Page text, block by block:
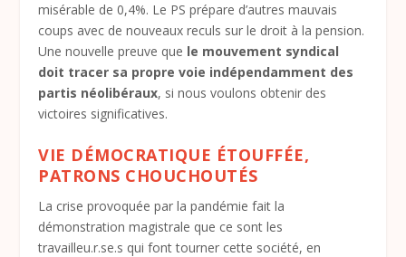
misérable de 0,4%. Le PS prépare d’autres mauvais
coups avec de nouveaux reculs sur le droit à la pension.
Une nouvelle preuve que le mouvement syndical
doit tracer sa propre voie indépendamment des
partis néolibéraux, si nous voulons obtenir des
victoires significatives.
VIE DÉMOCRATIQUE ÉTOUFFÉE,
PATRONS CHOUCHOUTÉS
La crise provoquée par la pandémie fait la
démonstration magistrale que ce sont les
travailleu.r.se.s qui font tourner cette société, en